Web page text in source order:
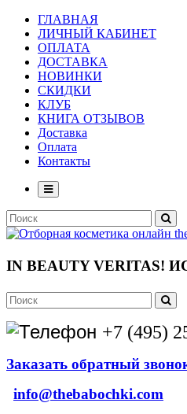
ГЛАВНАЯ
ЛИЧНЫЙ КАБИНЕТ
ОПЛАТА
ДОСТАВКА
НОВИНКИ
СКИДКИ
КЛУБ
КНИГА ОТЗЫВОВ
Доставка
Оплата
Контакты
IN BEAUTY VERITAS!
+7 (495)
Заказать обратный
info@thebabochki.com